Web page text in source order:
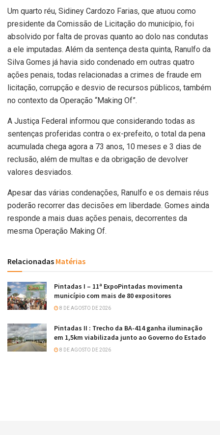
Um quarto réu, Sidiney Cardozo Farias, que atuou como
presidente da Comissão de Licitação do município, foi
absolvido por falta de provas quanto ao dolo nas condutas
a ele imputadas. Além da sentença desta quinta, Ranulfo da
Silva Gomes já havia sido condenado em outras quatro
ações penais, todas relacionadas a crimes de fraude em
licitação, corrupção e desvio de recursos públicos, também
no contexto da Operação “Making Of”.
A Justiça Federal informou que considerando todas as
sentenças proferidas contra o ex-prefeito, o total da pena
acumulada chega agora a 73 anos, 10 meses e 3 dias de
reclusão, além de multas e da obrigação de devolver
valores desviados.
Apesar das várias condenações, Ranulfo e os demais réus
poderão recorrer das decisões em liberdade. Gomes ainda
responde a mais duas ações penais, decorrentes da
mesma Operação Making Of.
Relacionadas Matérias
Pintadas I – 11ª ExpoPintadas movimenta
município com mais de 80 expositores
8 DE AGOSTO DE 2026
Pintadas II : Trecho da BA-414 ganha iluminação
em 1,5km viabilizada junto ao Governo do Estado
8 DE AGOSTO DE 2026